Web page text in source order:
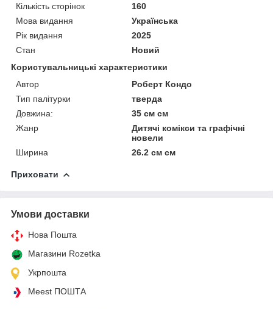
Кількість сторінок
160
Мова видання
Українська
Рік видання
2025
Стан
Новий
Користувальницькі характеристики
Автор
Роберт Кондо
Тип палітурки
тверда
Довжина:
35 см см
Жанр
Дитячі комікси та графічні
новели
Ширина
26.2 см см
Приховати
Умови доставки
Нова Пошта
Магазини Rozetka
Укрпошта
Meest ПОШТА